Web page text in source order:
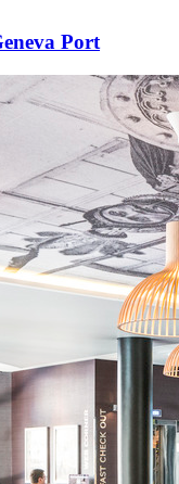
Port